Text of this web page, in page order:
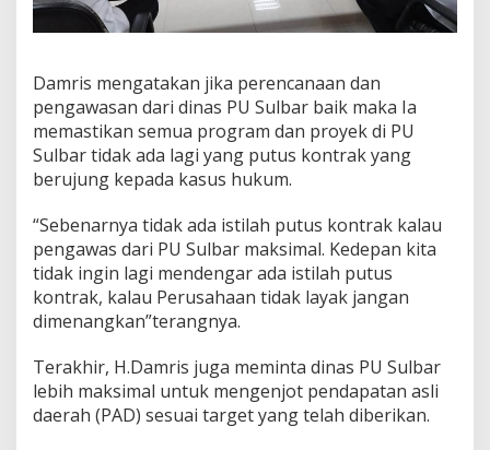
Damris mengatakan jika perencanaan dan
pengawasan dari dinas PU Sulbar baik maka Ia
memastikan semua program dan proyek di PU
Sulbar tidak ada lagi yang putus kontrak yang
berujung kepada kasus hukum.
“Sebenarnya tidak ada istilah putus kontrak kalau
pengawas dari PU Sulbar maksimal. Kedepan kita
tidak ingin lagi mendengar ada istilah putus
kontrak, kalau Perusahaan tidak layak jangan
dimenangkan”terangnya.
Terakhir, H.Damris juga meminta dinas PU Sulbar
lebih maksimal untuk mengenjot pendapatan asli
daerah (PAD) sesuai target yang telah diberikan.